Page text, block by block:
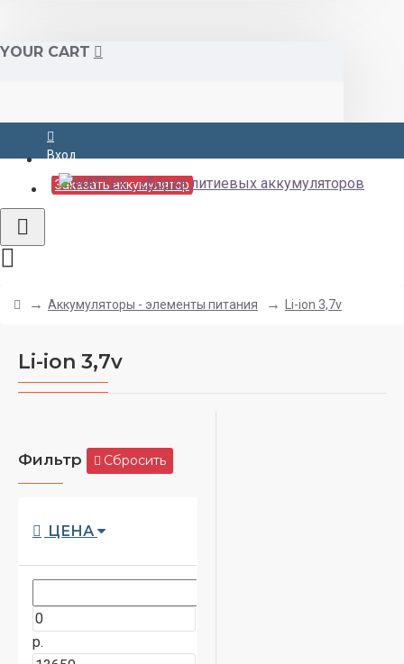
YOUR CART
Вход
Заказать аккумулятор
Аккумуляторы - элементы питания Li-ion 3,7v
Li-ion 3,7v
Фильтр Сбросить
ЦЕНА
р.